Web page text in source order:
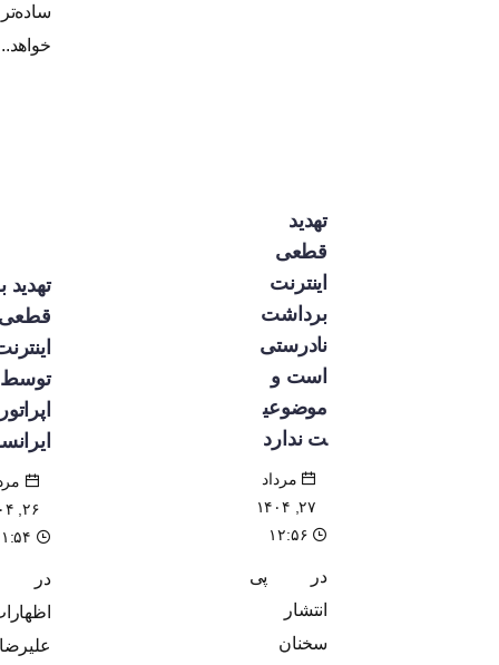
ساده‌تر
خواهد...
تهدید
قطعی
اینترنت
برداشت
نادرستی
است و
موضوعی
ت ندارد
مرداد
در پی
انتشار
سخنان
تهدید به
قطعی
اینترنت
توسط
اپراتور
ایرانسل
مرداد
در پی
اظهارات
علیرضا